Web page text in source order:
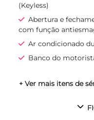
(Keyless)
Abertura e
com função
Ar condicionado
Banco do
+ Ver mais itens de